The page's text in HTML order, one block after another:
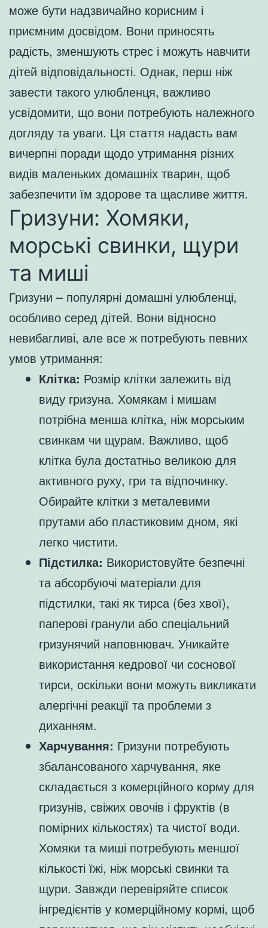
може бути надзвичайно корисним і
приємним досвідом. Вони приносять
радість, зменшують стрес і можуть навчити
дітей відповідальності. Однак, перш ніж
завести такого улюбленця, важливо
усвідомити, що вони потребують належного
догляду та уваги. Ця стаття надасть вам
вичерпні поради щодо утримання різних
видів маленьких домашніх тварин, щоб
забезпечити їм здорове та щасливе життя.
Гризуни: Хомяки,
морські свинки, щури
та миші
Гризуни – популярні домашні улюбленці,
особливо серед дітей. Вони відносно
невибагливі, але все ж потребують певних
умов утримання:
Клітка: Розмір клітки залежить від
виду гризуна. Хомякам і мишам
потрібна менша клітка, ніж морським
свинкам чи щурам. Важливо, щоб
клітка була достатньо великою для
активного руху, гри та відпочинку.
Обирайте клітки з металевими
прутами або пластиковим дном, які
легко чистити.
Підстилка: Використовуйте безпечні
та абсорбуючі матеріали для
підстилки, такі як тирса (без хвої),
паперові гранули або спеціальний
гризунячий наповнювач. Уникайте
використання кедрової чи соснової
тирси, оскільки вони можуть викликати
алергічні реакції та проблеми з
диханням.
Харчування: Гризуни потребують
збалансованого харчування, яке
складається з комерційного корму для
гризунів, свіжих овочів і фруктів (в
помірних кількостях) та чистої води.
Хомяки та миші потребують меншої
кількості їжі, ніж морські свинки та
щури. Завжди перевіряйте список
інгредієнтів у комерційному кормі, щоб